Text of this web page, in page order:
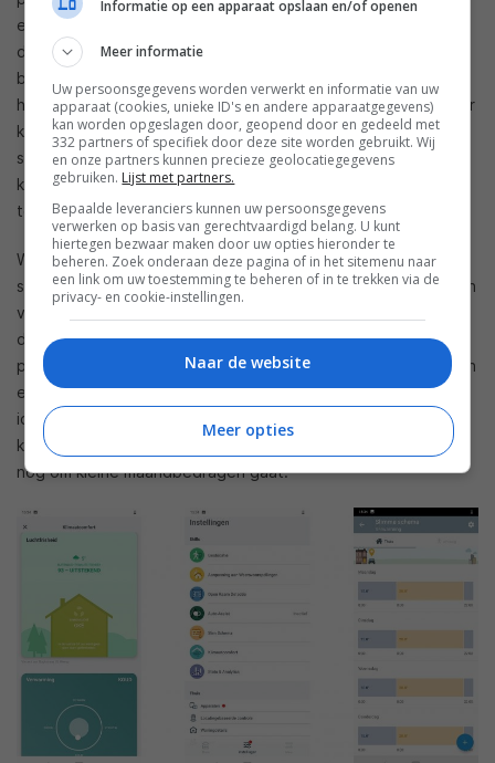
euro per jaar voor het abonnement. het eerste jaar ben je
dus zo’n 225 euro kwijt (325 euro met extensiekit); een
behoorlijke investering om energie te besparen. Voor
hardware is dat iets wat we kunnen verwachten, want zonder
krijgen we geen toegang tot apparaatbediening via een
smartphone of slimme assistent. De vraag is echter of de
kosten voor het abonnement de besparing uiteindelijk niet
teniet doen.
We begrijpen dat mensen om het milieu geven en dat een
slimme thermostaat kan helpen bij het besparen op de kosten
van je energierekening. Maar we snappen ook dat mensen
daar niet te veel voor willen betalen; de inhoud van de
portemonnee speelt immers een grote rol bij de aanschaf van
een nieuw product. Zo’n abonnement helpt dan niet bij het
idee dat je kunt besparen met een slimme thermostaat. Op
korte termijn is dat ook moeilijk te zeggen, aangezien het nu
nog om kleine maandbedragen gaat.
Informatie op een apparaat opslaan en/of openen
Meer informatie
Uw persoonsgegevens worden verwerkt en informatie van uw
apparaat (cookies, unieke ID's en andere apparaatgegevens)
kan worden opgeslagen door, geopend door en gedeeld met
332 partners of specifiek door deze site worden gebruikt. Wij
en onze partners kunnen precieze geolocatiegegevens
gebruiken. Lijst met partners.
Bepaalde leveranciers kunnen uw persoonsgegevens
verwerken op basis van gerechtvaardigd belang. U kunt
hiertegen bezwaar maken door uw opties hieronder te
beheren. Zoek onderaan deze pagina of in het sitemenu naar
een link om uw toestemming te beheren of in te trekken via de
privacy- en cookie-instellingen.
Naar de website
Meer opties